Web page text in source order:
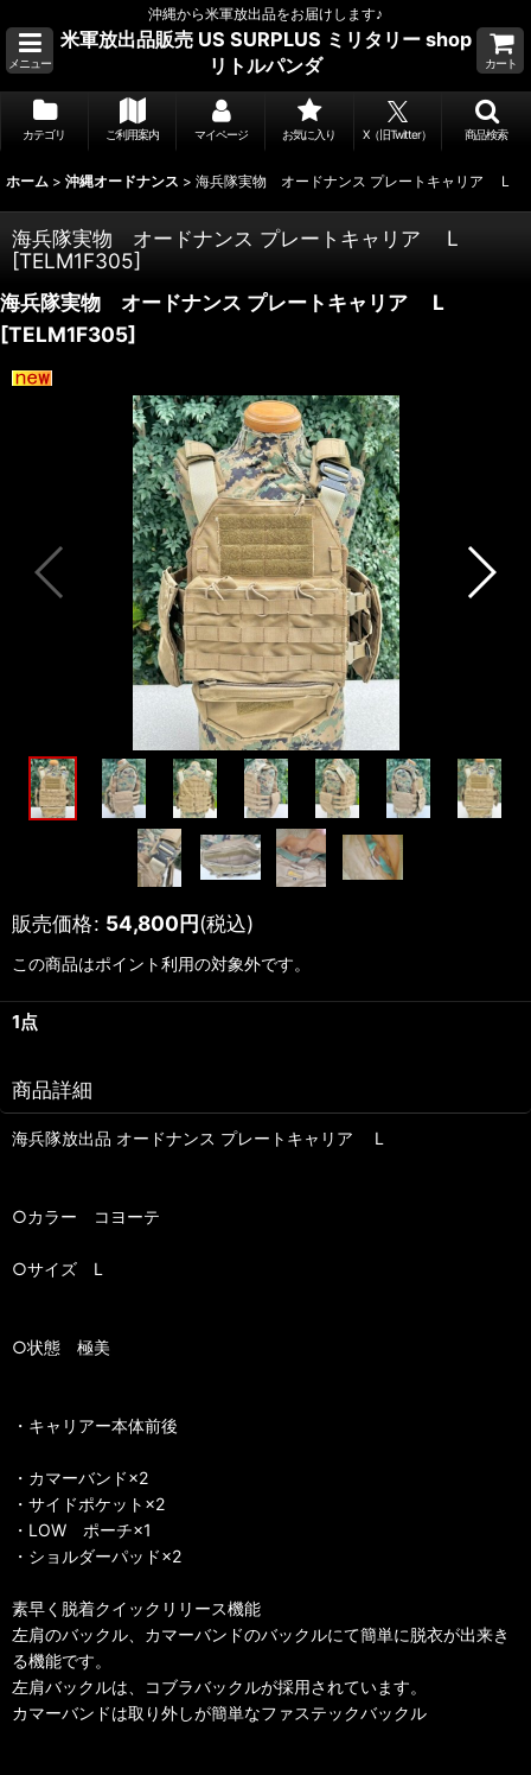
沖縄から米軍放出品をお届けします♪
メニュー
米軍放出品販売 US SURPLUS ミリタリー shop
リトルパンダ
カート
カテゴリ ご利用案内 マイページ お気に入り X（旧Twitter） 商品検索
ホーム > 沖縄オードナンス > 海兵隊実物 オードナンス プレートキャリア L
海兵隊実物 オードナンス プレートキャリア L
[TELM1F305]
海兵隊実物 オードナンス プレートキャリア L
[TELM1F305]
販売価格: 54,800円(税込)
この商品はポイント利用の対象外です。
1点
商品詳細
海兵隊放出品 オードナンス プレートキャリア L
○カラー コヨーテ
○サイズ L
○状態 極美
・キャリアー本体前後
・カマーバンド×2
・サイドポケット×2
・LOW ポーチ×1
・ショルダーパッド×2
素早く脱着クイックリリース機能
左肩のバックル、カマーバンドのバックルにて簡単に脱衣が出来き
る機能です。
左肩バックルは、コブラバックルが採用されています。
カマーバンドは取り外しが簡単なファステックバックル